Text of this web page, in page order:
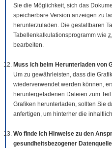
Sie die Möglichkeit, sich das
speicherbare Version anzeigen zu
herunterzuladen. Die gestaltbaren
Tabellenkalkulationsprogramm wie
bearbeiten.
Muss ich beim Herunterladen von
Um zu gewährleisten, dass die
wiederverwendet werden können,
heruntergeladenen Dateien zum
Grafiken herunterladen, sollten Sie
anfertigen, um hinterher die
Wo finde ich Hinweise zu den
gesundheitsbezogener